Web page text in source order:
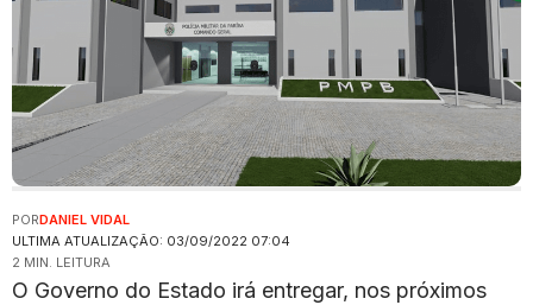
ULTIMA ATUALIZAÇÃO: 03/09/2022 07:04
PORDANIEL VIDAL
2 MIN. LEITURA
O Governo do Estado irá entregar, nos próximos